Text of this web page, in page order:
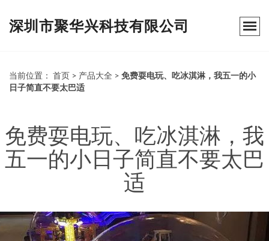
深圳市聚华兴科技有限公司
当前位置： 首页 > 产品大全 > 免费耍电玩、吃冰淇淋，我五一的小
日子简直不要太巴适
免费耍电玩、吃冰淇淋，我
五一的小日子简直不要太巴
适